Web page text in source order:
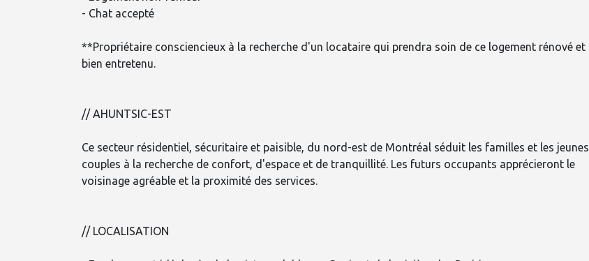
- Chat accepté
**Propriétaire consciencieux à la recherche d'un locataire qui prendra soin de ce logement rénové et
bien entretenu.
// AHUNTSIC-EST
Ce secteur résidentiel, sécuritaire et paisible, du nord-est de Montréal séduit les familles et les jeunes
couples à la recherche de confort, d'espace et de tranquillité. Les futurs occupants apprécieront le
voisinage agréable et la proximité des services.
// LOCALISATION